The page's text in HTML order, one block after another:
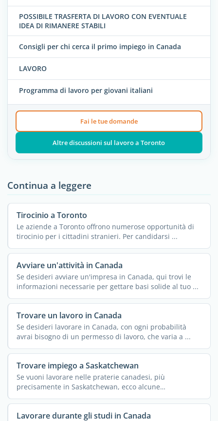
POSSIBILE TRASFERTA DI LAVORO CON EVENTUALE
IDEA DI RIMANERE STABILI
Consigli per chi cerca il primo impiego in Canada
LAVORO
Programma di lavoro per giovani italiani
Fai le tue domande
Altre discussioni sul lavoro a Toronto
Continua a leggere
Tirocinio a Toronto
Le aziende a Toronto offrono numerose opportunità di
tirocinio per i cittadini stranieri. Per candidarsi ...
Avviare un'attività in Canada
Se desideri avviare un'impresa in Canada, qui trovi le
informazioni necessarie per gettare basi solide al tuo ...
Trovare un lavoro in Canada
Se desideri lavorare in Canada, con ogni probabilità
avrai bisogno di un permesso di lavoro, che varia a ...
Trovare impiego a Saskatchewan
Se vuoni lavorare nelle praterie canadesi, più
precisamente in Saskatchewan, ecco alcune
informazioni ...
Lavorare durante gli studi in Canada